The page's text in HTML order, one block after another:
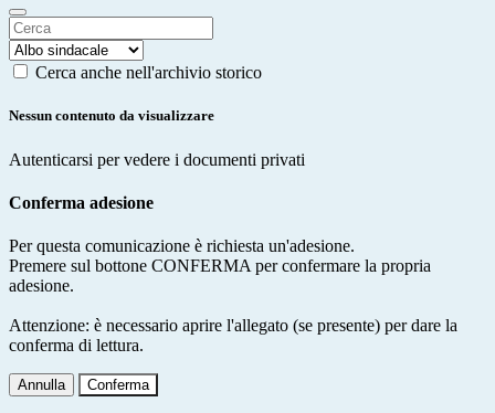
Cerca anche nell'archivio storico
Nessun contenuto da visualizzare
Autenticarsi per vedere i documenti privati
Conferma adesione
Per questa comunicazione è richiesta un'adesione.
Premere sul bottone CONFERMA per confermare la propria
adesione.
Attenzione: è necessario aprire l'allegato (se presente) per dare la
conferma di lettura.
Annulla Conferma